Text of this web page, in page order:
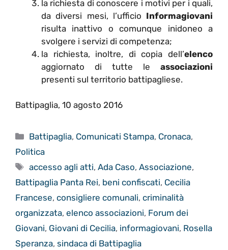
la richiesta di conoscere i motivi per i quali,
da diversi mesi, l’ufficio Informagiovani
risulta inattivo o comunque inidoneo a
svolgere i servizi di competenza;
la richiesta, inoltre, di copia dell’elenco
aggiornato di tutte le associazioni
presenti sul territorio battipagliese.
Battipaglia, 10 agosto 2016
Categorie
Battipaglia, Comunicati Stampa, Cronaca,
Politica
Tag
accesso agli atti,Ada Caso,Associazione,
Battipaglia Panta Rei, beni confiscati, Cecilia
Francese, consigliere comunali, criminalità
organizzata, elenco associazioni, Forum dei
Giovani, Giovani di Cecilia, informagiovani, Rosella
Speranza, sindaca di Battipaglia